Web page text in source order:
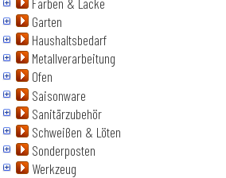
Garten
Haushaltsbedarf
Metallverarbeitung
Ofen
Saisonware
Sanitärzubehör
Schweißen & Löten
Sonderposten
Werkzeug